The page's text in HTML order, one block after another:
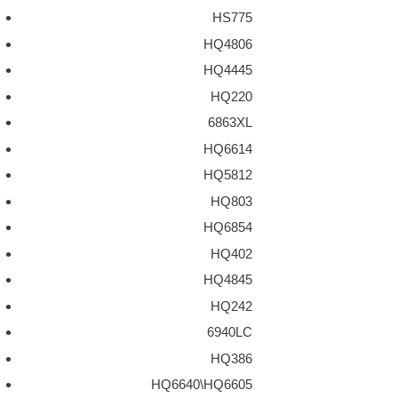
HS775
HQ4806
HQ4445
HQ220
6863XL
HQ6614
HQ5812
HQ803
HQ6854
HQ402
HQ4845
HQ242
6940LC
HQ386
HQ6640\HQ6605